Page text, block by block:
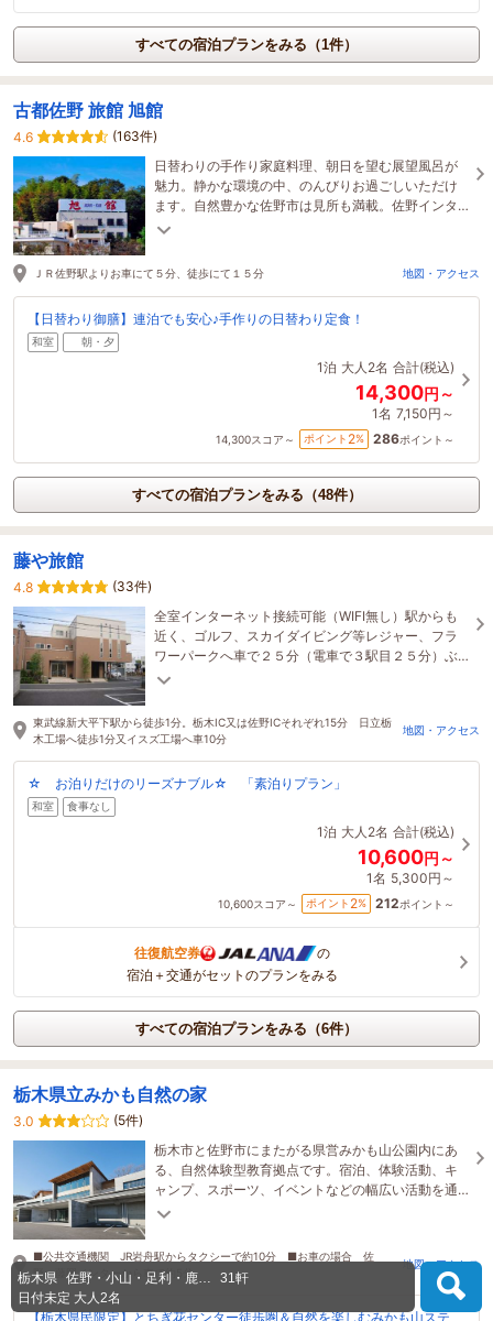
栃木県 佐野・小山・足利・鹿…
31軒
日付未定 大人2名
すべての宿泊プランをみる（1件）
古都佐野 旅館 旭館
4.6
(163件)
日替わりの手作り家庭料理、朝日を望む展望風呂が
魅力。静かな環境の中、のんびりお過ごしいただけ
ます。自然豊かな佐野市は見所も満載。佐野インタ
ーやアウトレットにも近く、ビジネス・観光拠点に
ＪＲ佐野駅よりお車にて５分、徒歩にて１５分 地図・アクセス
【日替わり御膳】連泊でも安心♪手作りの日替わり定食！
和室 朝・夕
1泊 大人2名 合計(税込)
14,300円～
1名 7,150円～
14,300スコア～ ポイント 2% 286ポイント～
すべての宿泊プランをみる（48件）
藤や旅館
4.8
(33件)
全室インターネット接続可能（WIFI無し）駅からも
近く、ゴルフ、スカイダイビング等レジャー、フラ
ワーパークへ車で２５分（電車で３駅目２５分）ぶ
どう狩観光にも最適、観光、ビジネスにも便利な駅
東武線新大平下駅から徒歩1分。栃木IC又は佐野ICそれぞれ15分 日立栃
木工場へ徒歩1分又イスズ工場へ車10分
地図・アクセス
☆ お泊りだけのリーズナブル☆ 「素泊りプラン」
和室 食事なし
1泊 大人2名 合計(税込)
10,600円～
1名 5,300円～
10,600スコア～ ポイント 2% 212ポイント～
往復航空券
の
宿泊＋交通がセットのプランをみる
すべての宿泊プランをみる（6件）
栃木県立みかも自然の家
3.0
(5件)
栃木市と佐野市にまたがる県営みかも山公園内にあ
る、自然体験型教育拠点です。宿泊、体験活動、キ
ャンプ、スポーツ、イベントなどの幅広い活動を通
して、地域を学び、地域を楽しむことができます。
■公共交通機関 JR岩舟駅からタクシーで約10分 ■お車の場合 佐
野・藤岡インターから車で約5分
地図・アクセス
【栃木県民限定】とちぎ花センター徒歩圏＆自然を楽しむみかも山ステ